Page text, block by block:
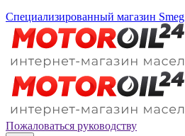
Специализированный магазин Smeg
Пожаловаться руководству